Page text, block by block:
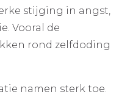
stijging in angst,
Vooral de
rond zelfdoding
namen sterk toe.